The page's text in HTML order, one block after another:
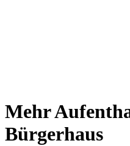
Mehr
Bür­ger­haus